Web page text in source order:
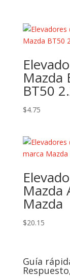
Mazda
BT50
$4.75
Mazda
Mazda
$20.15
Guía